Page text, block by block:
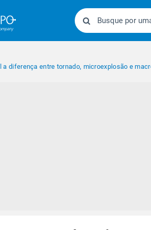
a diferença entre tornado, microexplosão e